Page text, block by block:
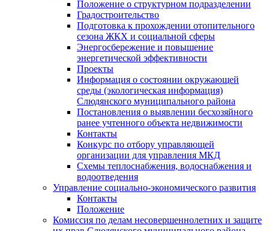
Положение о структурном подразделении
Градостроительство
Подготовка к прохождении отопительного
сезона ЖКХ и социальной сферы
Энергосбережение и повышение
энергетической эффективности
Проекты
Информация о состоянии окружающей
среды (экологическая информация)
Слюдянского муниципального района
Постановления о выявлении бесхозяйного
ранее учтенного объекта недвижимости
Контакты
Конкурс по отбору управляющей
организации для управления МКД
Схемы теплоснабжения, водоснабжения и
водоотведения
Управление социально-экономического развития
Контакты
Положение
Комиссия по делам несовершеннолетних и защите